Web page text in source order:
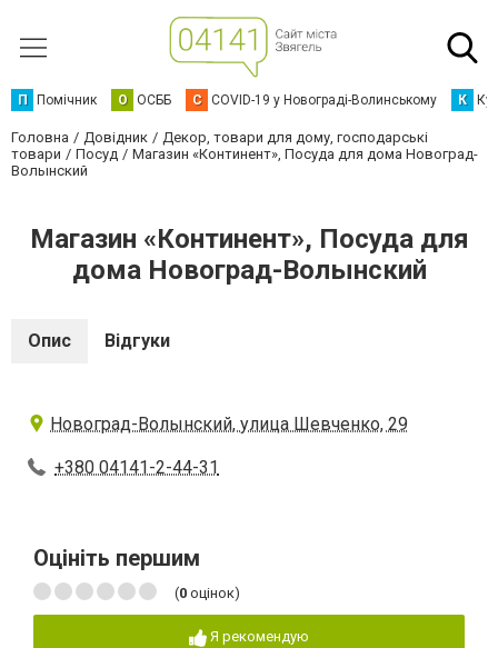
П Помічник О ОСББ C COVID-19 у Новограді-Волинському К
Головна Довідник
Декор, товари для дому, господарські
товари
Посуд
Магазин «Континент», Посуда для дома Новоград-
Волынский
Магазин «Континент», Посуда для
дома Новоград-Волынский
Опис Відгуки
Новоград-Волынский, улица Шевченко, 29
+380 04141-2-44-31
Оцініть першим
(0 оцінок)
Я рекомендую